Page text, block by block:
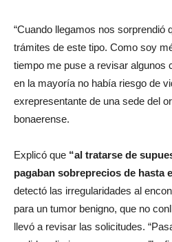
“Cuando llegamos nos sorprendió
trámites de este tipo. Como soy
tiempo me puse a revisar algunos
en la mayoría no había riesgo de
exrepresentante de una sede del
bonaerense.
Explicó que “al tratarse de
pagaban sobreprecios de hasta
detectó las irregularidades al
para un tumor benigno, que no
llevó a revisar las solicitudes.